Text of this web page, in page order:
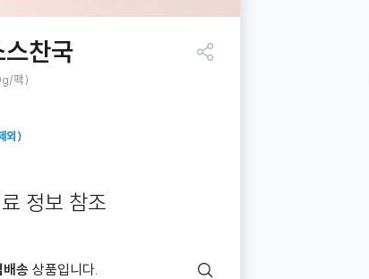
찬국
팩)
외)
정보 참조
배송 상품입니다.